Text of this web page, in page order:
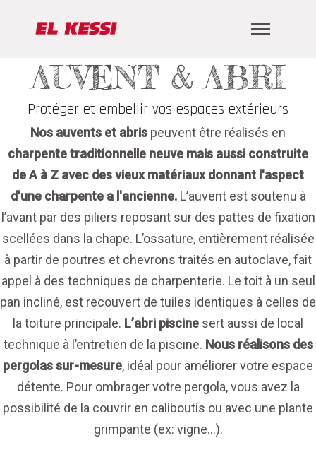
AUVENT & ABRI
Protéger et embellir vos espaces extérieurs
Nos auvents et abris peuvent être réalisés en
charpente traditionnelle neuve mais aussi construite
de A à Z avec des vieux matériaux donnant l'aspect
d'une charpente a l'ancienne.L’auvent est soutenu à
l’avant par des piliers reposant sur des pattes de fixation
scellées dans la chape. L’ossature, entièrement réalisée
à partir de poutres et chevrons traités en autoclave, fait
appel à des techniques de charpenterie. Le toit à un seul
pan incliné, est recouvert de tuiles identiques à celles de
la toiture principale. L’abri piscine sert aussi de local
technique à l’entretien de la piscine. Nous réalisons des
pergolas sur-mesure, idéal pour améliorer votre espace
détente. Pour ombrager votre pergola, vous avez la
possibilité de la couvrir en caliboutis ou avec une plante
grimpante (ex: vigne...).